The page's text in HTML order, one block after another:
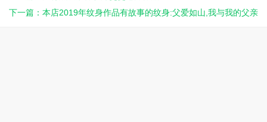
下一篇：本店2019年纹身作品有故事的纹身:父爱如山,我与我的父亲